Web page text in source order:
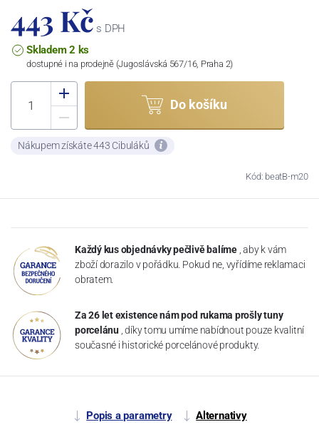
443 Kč s DPH
Skladem 2 ks
dostupné i na prodejně (Jugoslávská 567/16, Praha 2)
Do košíku
Nákupem získáte 443 Cibuláků
Kód: beatB-m20
Každý kus objednávky pečlivě balíme , aby k vám
zboží dorazilo v pořádku. Pokud ne, vyřídíme reklamaci
obratem.
Za 26 let existence nám pod rukama prošly tuny
porcelánu , díky tomu umíme nabídnout pouze kvalitní
současné i historické porcelánové produkty.
Popis a parametry Alternativy